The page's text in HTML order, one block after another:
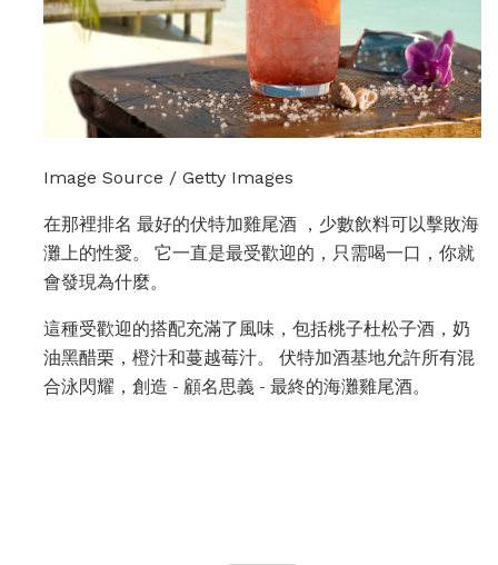
Image Source / Getty Images
在那裡排名 最好的伏特加雞尾酒 ，少數飲料可以擊敗海
灘上的性愛。 它一直是最受歡迎的，只需喝一口，你就
會發現為什麼。
這種受歡迎的搭配充滿了風味，包括桃子杜松子酒，奶
油黑醋栗，橙汁和蔓越莓汁。 伏特加酒基地允許所有混
合泳閃耀，創造 - 顧名思義 - 最終的海灘雞尾酒。